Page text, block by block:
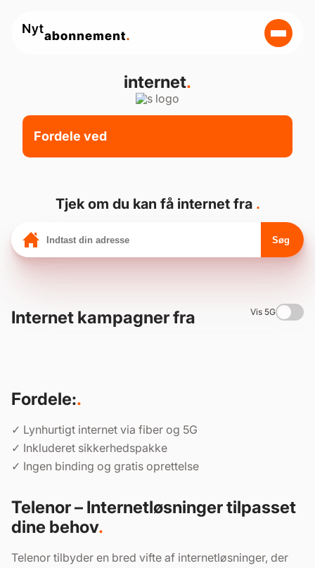
internet.
Fordele ved
Tjek om du kan få internet fra .
Søg
Internet kampagner fra Vis 5G
Fordele:
✓ Lynhurtigt internet via fiber og 5G
✓ Inkluderet sikkerhedspakke
✓ Ingen binding og gratis oprettelse
Telenor – Internetløsninger tilpasset
dine behov
Telenor tilbyder en bred vifte af internetløsninger, der